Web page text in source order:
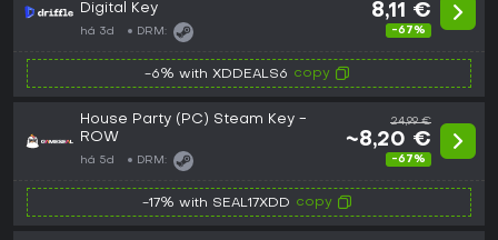
Digital Key
há 3d DRM:
8,11 €
-67%
-6% with XDDEALS6 copy
House Party (PC) Steam Key -
ROW
há 5d DRM:
24,99 €
~8,20 €
-67%
-17% with SEAL17XDD copy